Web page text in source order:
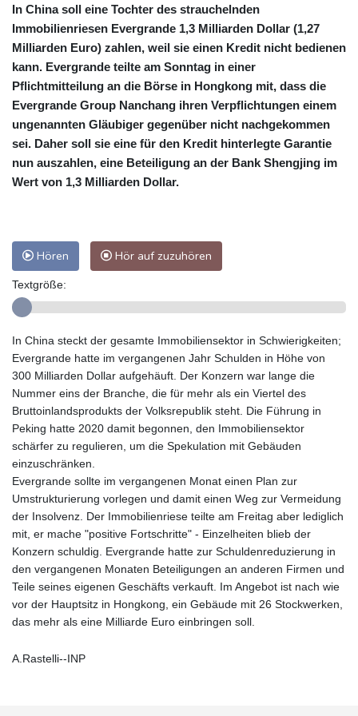
In China soll eine Tochter des strauchelnden
Immobilienriesen Evergrande 1,3 Milliarden Dollar (1,27
Milliarden Euro) zahlen, weil sie einen Kredit nicht bedienen
kann. Evergrande teilte am Sonntag in einer
Pflichtmitteilung an die Börse in Hongkong mit, dass die
Evergrande Group Nanchang ihren Verpflichtungen einem
ungenannten Gläubiger gegenüber nicht nachgekommen
sei. Daher soll sie eine für den Kredit hinterlegte Garantie
nun auszahlen, eine Beteiligung an der Bank Shengjing im
Wert von 1,3 Milliarden Dollar.
Hören Hör auf zuzuhören
Textgröße:
In China steckt der gesamte Immobiliensektor in Schwierigkeiten;
Evergrande hatte im vergangenen Jahr Schulden in Höhe von
300 Milliarden Dollar aufgehäuft. Der Konzern war lange die
Nummer eins der Branche, die für mehr als ein Viertel des
Bruttoinlandsprodukts der Volksrepublik steht. Die Führung in
Peking hatte 2020 damit begonnen, den Immobiliensektor
schärfer zu regulieren, um die Spekulation mit Gebäuden
einzuschränken.
Evergrande sollte im vergangenen Monat einen Plan zur
Umstrukturierung vorlegen und damit einen Weg zur Vermeidung
der Insolvenz. Der Immobilienriese teilte am Freitag aber lediglich
mit, er mache "positive Fortschritte" - Einzelheiten blieb der
Konzern schuldig. Evergrande hatte zur Schuldenreduzierung in
den vergangenen Monaten Beteiligungen an anderen Firmen und
Teile seines eigenen Geschäfts verkauft. Im Angebot ist nach wie
vor der Hauptsitz in Hongkong, ein Gebäude mit 26 Stockwerken,
das mehr als eine Milliarde Euro einbringen soll.
A.Rastelli--INP